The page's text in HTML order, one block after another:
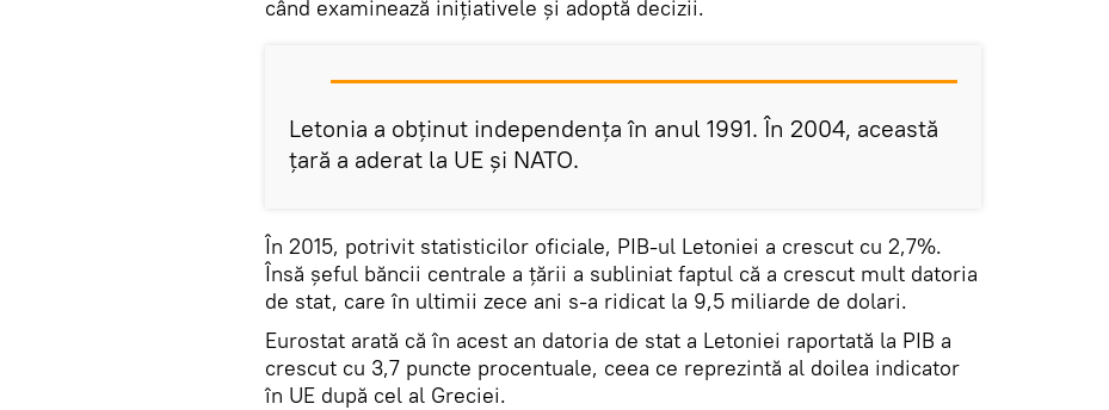
când examinează inițiativele și adoptă decizii.
Letonia a obținut independența în anul 1991. În 2004, această
țară a aderat la UE și NATO.
În 2015, potrivit statisticilor oficiale, PIB-ul Letoniei a crescut cu 2,7%.
Însă șeful băncii centrale a țării a subliniat faptul că a crescut mult datoria
de stat, care în ultimii zece ani s-a ridicat la 9,5 miliarde de dolari.
Eurostat arată că în acest an datoria de stat a Letoniei raportată la PIB a
crescut cu 3,7 puncte procentuale, ceea ce reprezintă al doilea indicator
în UE după cel al Greciei.